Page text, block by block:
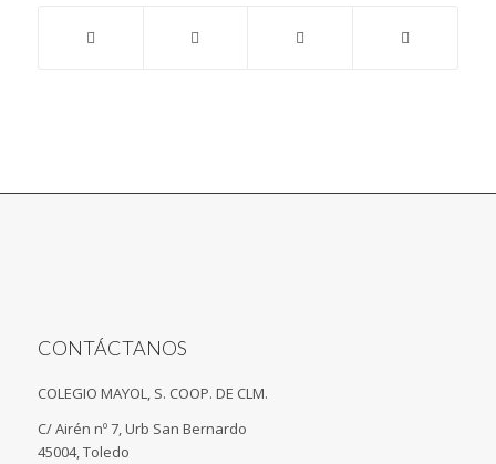
CONTÁCTANOS
COLEGIO MAYOL, S. COOP. DE CLM.
C/ Airén nº 7, Urb San Bernardo
45004, Toledo